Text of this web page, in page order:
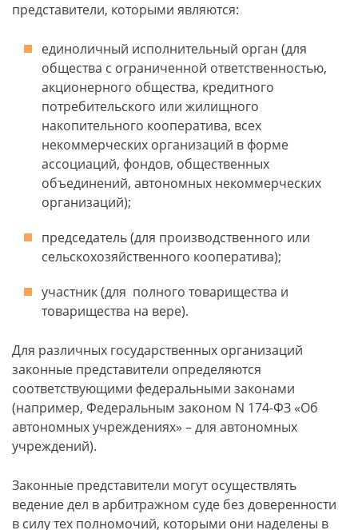
представители, которыми являются:
единоличный исполнительный орган (для
общества с ограниченной ответственностью,
акционерного общества, кредитного
потребительского или жилищного
накопительного кооператива, всех
некоммерческих организаций в форме
ассоциаций, фондов, общественных
объединений, автономных некоммерческих
организаций);
председатель (для производственного или
сельскохозяйственного кооператива);
участник (для полного товарищества и
товарищества на вере).
Для различных государственных организаций
законные представители определяются
соответствующими федеральными законами
(например, Федеральным законом N 174-ФЗ «Об
автономных учреждениях» – для автономных
учреждений).
Законные представители могут осуществлять
ведение дел в арбитражном суде без доверенности
в силу тех полномочий, которыми они наделены в